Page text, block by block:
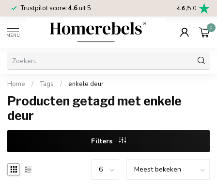
Trustpilot score: 4.6uit 5 2 jaar
4.6 /5.0
MENU
0
Home / Tags / enkele deur
Producten getagd met enkele
deur
Filters